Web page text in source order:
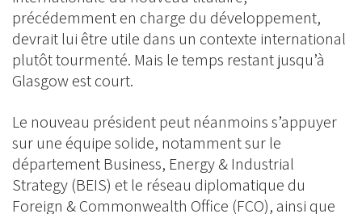
précédemment en charge du développement,
devrait lui être utile dans un contexte international
plutôt tourmenté. Mais le temps restant jusqu’à
Glasgow est court.
Le nouveau président peut néanmoins s’appuyer
sur une équipe solide, notamment sur le
département Business, Energy & Industrial
Strategy (BEIS) et le réseau diplomatique du
Foreign & Commonwealth Office (FCO), ainsi que